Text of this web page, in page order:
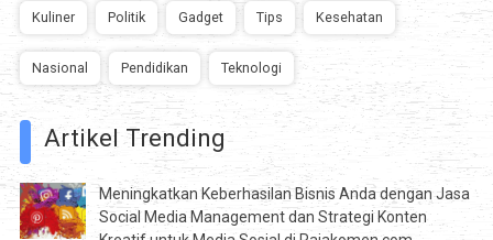
Kuliner Politik Gadget Tips Kesehatan
Nasional Pendidikan Teknologi
Artikel Trending
Meningkatkan Keberhasilan Bisnis Anda dengan Jasa
Social Media Management dan Strategi Konten